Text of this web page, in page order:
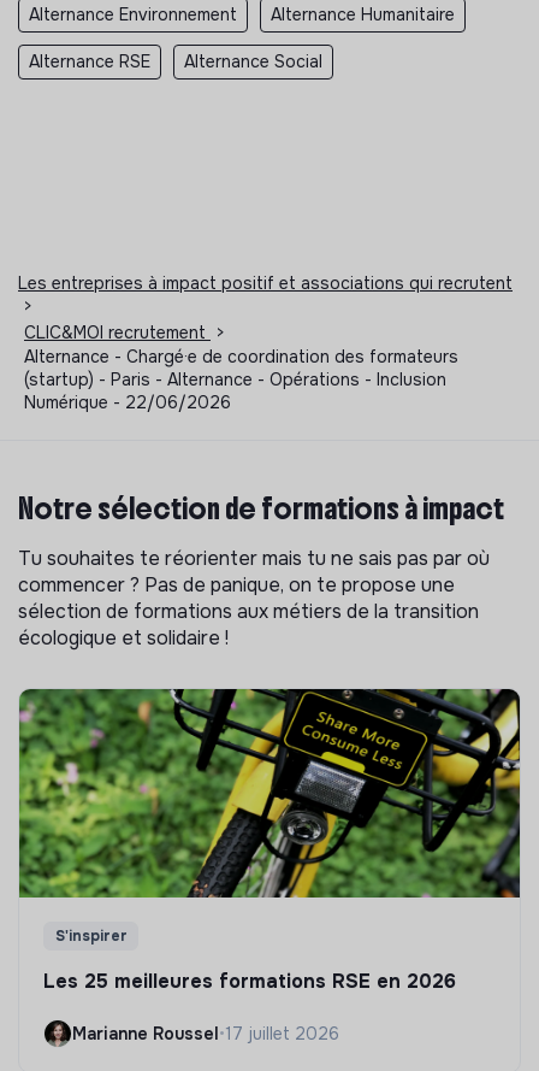
Alternance Environnement Alternance Humanitaire
Alternance RSE Alternance Social
Les entreprises à impact positif et associations qui recrutent
>
CLIC&MOI recrutement
>
Alternance - Chargé·e de coordination des formateurs
(startup) - Paris - Alternance - Opérations - Inclusion
Numérique - 22/06/2026
Notre sélection de formations à impact
Tu souhaites te réorienter mais tu ne sais pas par où
commencer ? Pas de panique, on te propose une
sélection de formations aux métiers de la transition
écologique et solidaire !
S'inspirer
Les 25 meilleures formations RSE en 2026
Marianne Roussel•17 juillet 2026